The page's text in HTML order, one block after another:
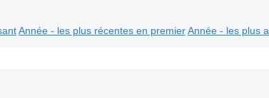
Année - les plus récentes en premier Année - les plus